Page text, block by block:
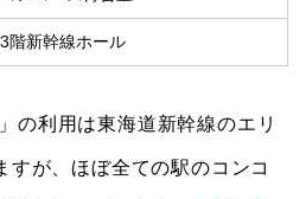
3階新幹線ホール
の利用は東海道新幹線のエリ
すが、ほぼ全ての駅のコンコ